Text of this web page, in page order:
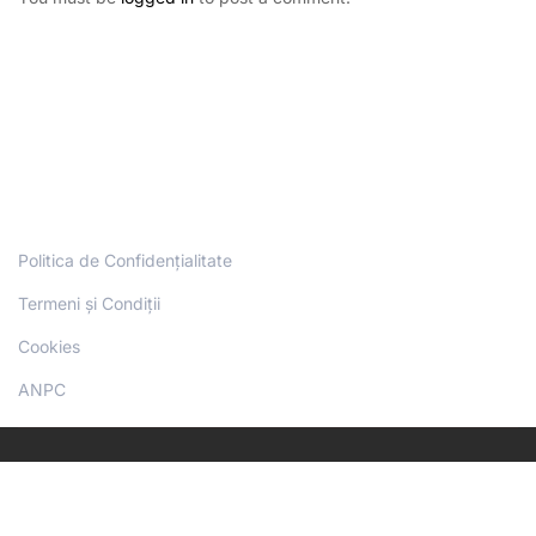
Politica de Confidențialitate
Termeni și Condiții
Cookies
ANPC